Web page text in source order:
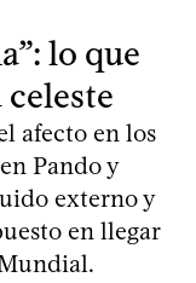
lo que
afecto en los
Pando y
externo y
en llegar